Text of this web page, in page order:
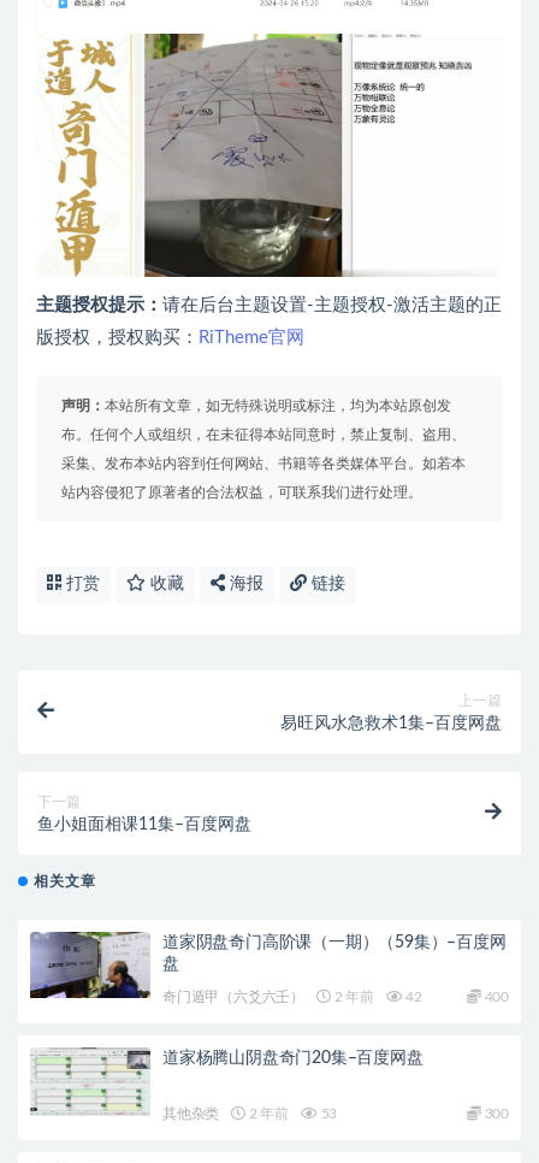
主题授权提示： 请在后台主题设置-主题授权-激活主题的正
版授权，授权购买： RiTheme官网
声明： 本站所有文章，如无特殊说明或标注，均为本站原创发
布。任何个人或组织，在未征得本站同意时，禁止复制、盗用、
采集、发布本站内容到任何网站、书籍等各类媒体平台。如若本
站内容侵犯了原著者的合法权益，可联系我们进行处理。
打赏 收藏 海报 链接
上一篇
易旺风水急救术1集–百度网盘
下一篇
鱼小姐面相课11集–百度网盘
相关文章
道家阴盘奇门高阶课（一期）（59集）–百度网
盘
奇门遁甲（六爻六壬） 2 年前 42 400
道家杨腾山阴盘奇门20集–百度网盘
其他杂类 2 年前 53 300